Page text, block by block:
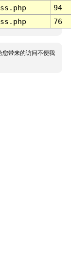
94
76
您带来的访问不便我